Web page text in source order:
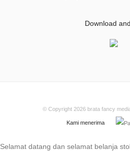
Download
Kami menerima
© Copyright 2026 brata fancy
Selamat datang dan selamat belanja